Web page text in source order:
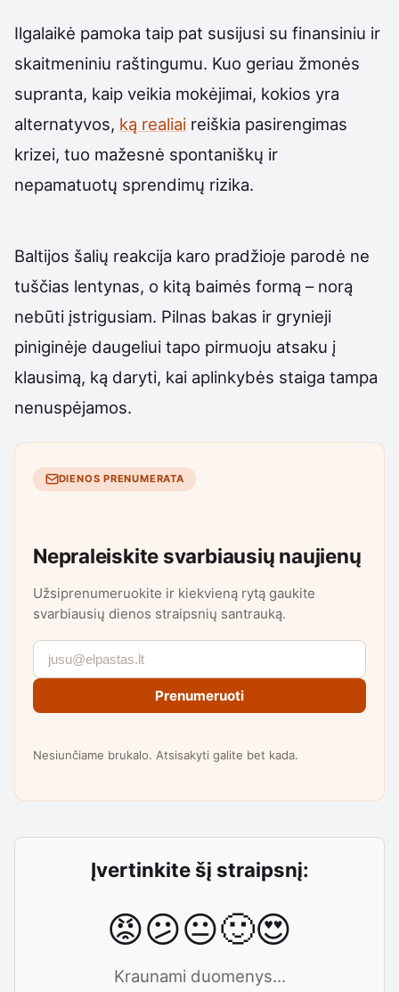
Ilgalaikė pamoka taip pat susijusi su finansiniu ir
skaitmeniniu raštingumu. Kuo geriau žmonės
supranta, kaip veikia mokėjimai, kokios yra
alternatyvos, ką realiai reiškia pasirengimas
krizei, tuo mažesnė spontaniškų ir
nepamatuotų sprendimų rizika.
Baltijos šalių reakcija karo pradžioje parodė ne
tuščias lentynas, o kitą baimės formą – norą
nebūti įstrigusiam. Pilnas bakas ir grynieji
piniginėje daugeliui tapo pirmuoju atsaku į
klausimą, ką daryti, kai aplinkybės staiga tampa
nenuspėjamos.
DIENOS PRENUMERATA
Nepraleiskite svarbiausių naujienų
Užsiprenumeruokite ir kiekvieną rytą gaukite
svarbiausių dienos straipsnių santrauką.
Prenumeruoti
Nesiunčiame brukalo. Atsisakyti galite bet kada.
Įvertinkite šį straipsnį:
😡😕😐🙂😍
Kraunami duomenys...